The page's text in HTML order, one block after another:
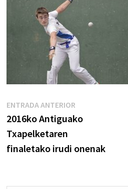
Navegación
de
entradas
ENTRADA ANTERIOR
anterior:
2016ko Antiguako
Txapelketaren
finaletako irudi onenak